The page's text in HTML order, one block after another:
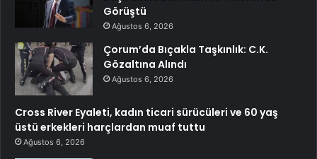
Görüştü
Ağustos 6, 2026
Çorum’da Bıçakla Taşkınlık: C.K.
Gözaltına Alındı
Ağustos 6, 2026
Cross River Eyaleti, kadın ticari sürücüleri ve 60 yaş
üstü erkekleri harçlardan muaf tuttu
Ağustos 6, 2026